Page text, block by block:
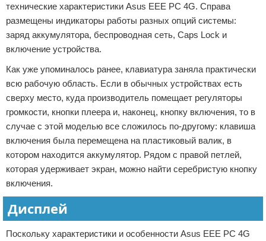
технические характеристики Asus EEE PC 4G. Справа
размещены индикаторы работы разных опций системы:
заряд аккумулятора, беспроводная сеть, Caps Lock и
включение устройства.
Как уже упоминалось ранее, клавиатура заняла практически
всю рабочую область. Если в обычных устройствах есть
сверху место, куда производитель помещает регуляторы
громкости, кнопки плеера и, наконец, кнопку включения, то в
случае с этой моделью все сложилось по-другому: клавиша
включения была перемещена на пластиковый валик, в
котором находится аккумулятор. Рядом с правой петлей,
которая удерживает экран, можно найти серебристую кнопку
включения.
Дисплей
Поскольку характеристики и особенности Asus EEE PC 4G